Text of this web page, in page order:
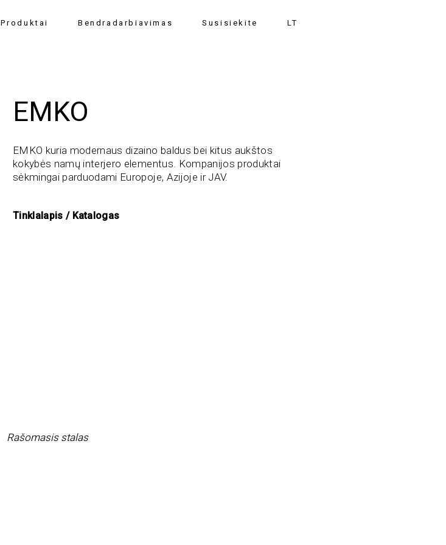
Produktai Bendradarbiavimas Susisiekite LT
EMKO
EMKO kuria modernaus dizaino baldus bei kitus aukštos
kokybės namų interjero elementus. Kompanijos produktai
sėkmingai parduodami Europoje, Azijoje ir JAV.
Tinklalapis / Katalogas
Rašomasis stalas